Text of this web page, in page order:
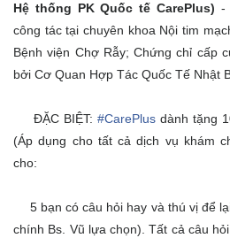
Hệ thống PK Quốc tế CarePlus) -
công tác tại chuyên khoa Nội tim
Bệnh viện Chợ Rẫy; Chứng chỉ cấp
bởi Cơ Quan Hợp Tác Quốc Tế Nhật
ĐẶC BIỆT: #CarePlusdành tặng
(Áp dụng cho tất cả dịch vụ khám
cho:
5 bạn có câu hỏi hay và thú vị để
chính Bs. Vũ lựa chọn). Tất cả câu